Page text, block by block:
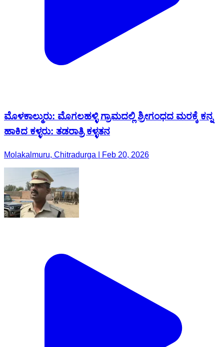
ಮೊಳಕಾಲ್ಮುರು: ಮೊಗಲಹಳ್ಳಿ ಗ್ರಾಮದಲ್ಲಿ ಶ್ರೀಗಂಧದ ಮರಕ್ಕೆ ಕನ್ನ
ಹಾಕಿದ ಕಳ್ಳರು: ತಡರಾತ್ರಿ ಕಳ್ಳತನ
Molakalmuru, Chitradurga | Feb 20, 2026